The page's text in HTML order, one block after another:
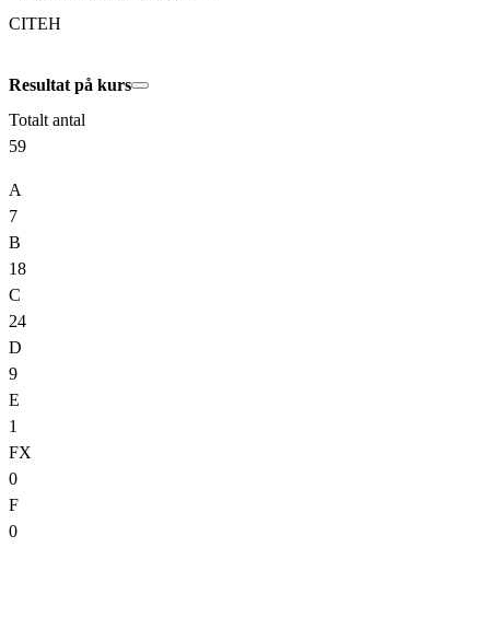
CITEH
Resultat på kurs
Totalt antal
59
A
7
B
18
C
24
D
9
E
1
FX
0
F
0